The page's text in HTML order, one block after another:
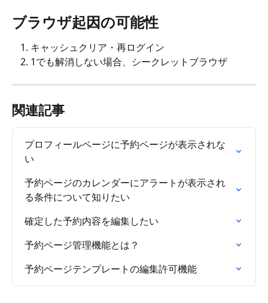
ブラウザ起因の可能性
キャッシュクリア・再ログイン
1でも解消しない場合、シークレットブラウザ
関連記事
プロフィールページに予約ページが表示されな
い
予約ページのカレンダーにアラートが表示され
る条件について知りたい
確定した予約内容を編集したい
予約ページ管理機能とは？
予約ページテンプレートの編集許可機能